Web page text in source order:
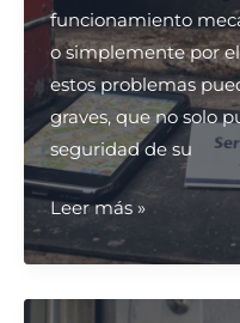
funcionamiento
o simplemente por
estos problemas
graves, que no solo
seguridad de su
¿Dónde
puedo
contratar
un
Leer más »